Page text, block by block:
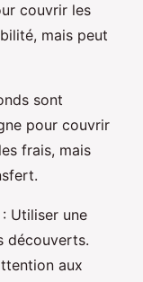
couvrir les
mais peut
sont
pour couvrir
frais, mais
: Utiliser une
découverts.
aux